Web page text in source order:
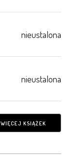
nieustalona
nieustalona
WIĘCEJ KSIĄŻEK